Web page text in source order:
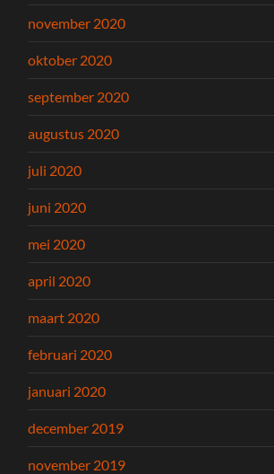
november 2020
oktober 2020
september 2020
augustus 2020
juli 2020
juni 2020
mei 2020
april 2020
maart 2020
februari 2020
januari 2020
december 2019
november 2019